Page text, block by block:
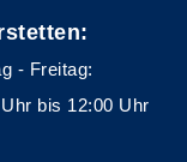
- Freitag:
bis 12:00 Uhr